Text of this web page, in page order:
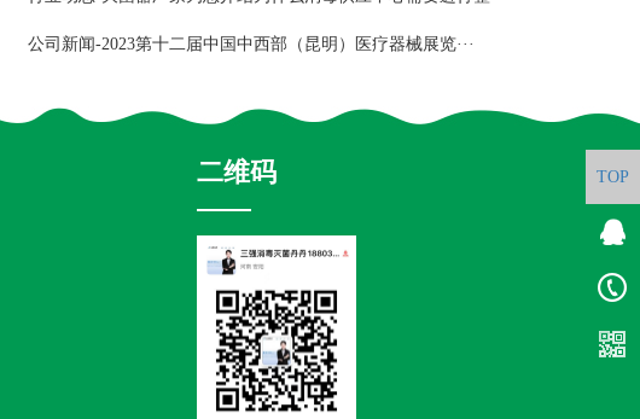
公司新闻-2023第十二届中国中西部（昆明）医疗器械展览···
二维码 TOP